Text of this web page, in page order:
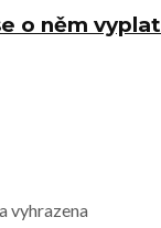
o něm
vyhrazena